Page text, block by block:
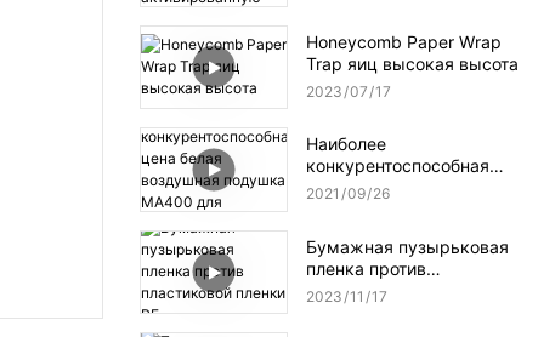
Honeycomb Paper Wrap
Trap яиц высокая высота
2023 07 17
Наиболее
конкурентоспособная
цена белая воздушная
2021 09 26
Бумажная пузырьковая
пленка против
пластиковой пленки PE
2023 11 17